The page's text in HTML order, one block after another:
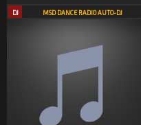
DJ MSD DANCE RADIO AUTO-DJ